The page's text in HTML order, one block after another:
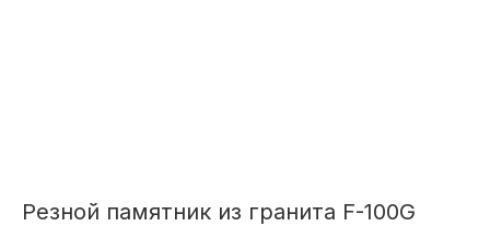
Резной памятник из гранита F-100G